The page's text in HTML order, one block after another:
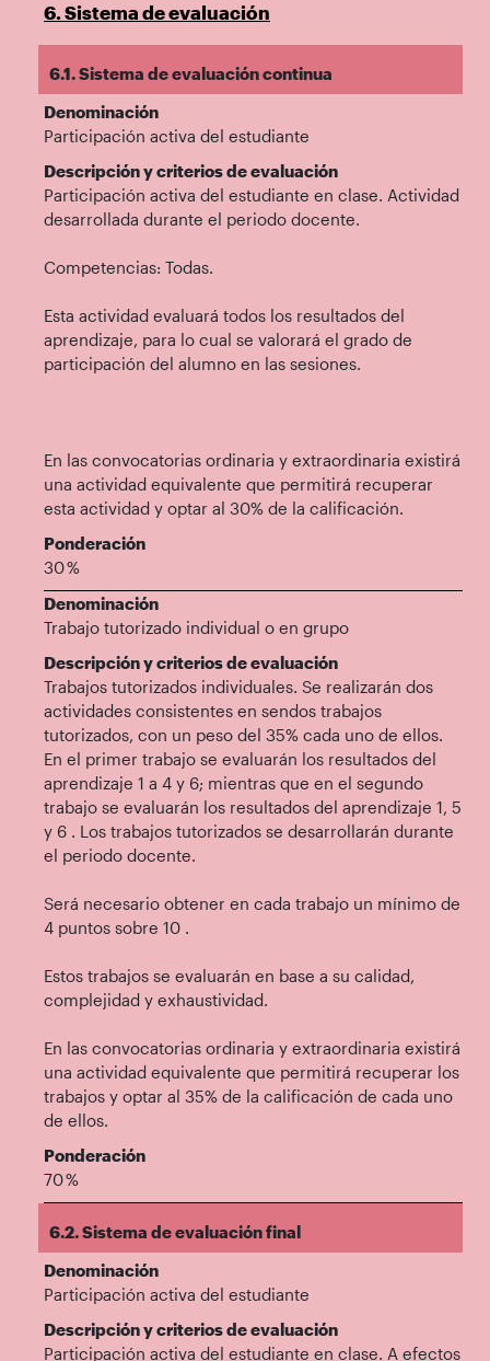
6. Sistema de evaluación
6.1. Sistema de evaluación continua
Denominación
Participación activa del estudiante
Descripción y criterios de evaluación
Participación activa del estudiante en clase. Actividad
desarrollada durante el periodo docente.
Competencias: Todas.
Esta actividad evaluará todos los resultados del
aprendizaje, para lo cual se valorará el grado de
participación del alumno en las sesiones.
En las convocatorias ordinaria y extraordinaria existirá
una actividad equivalente que permitirá recuperar
esta actividad y optar al 30% de la calificación.
Ponderación
30 %
Denominación
Trabajo tutorizado individual o en grupo
Descripción y criterios de evaluación
Trabajos tutorizados individuales. Se realizarán dos
actividades consistentes en sendos trabajos
tutorizados, con un peso del 35% cada uno de ellos.
En el primer trabajo se evaluarán los resultados del
aprendizaje 1 a 4 y 6; mientras que en el segundo
trabajo se evaluarán los resultados del aprendizaje 1, 5
y 6 . Los trabajos tutorizados se desarrollarán durante
el periodo docente.
Será necesario obtener en cada trabajo un mínimo de
4 puntos sobre 10 .
Estos trabajos se evaluarán en base a su calidad,
complejidad y exhaustividad.
En las convocatorias ordinaria y extraordinaria existirá
una actividad equivalente que permitirá recuperar los
trabajos y optar al 35% de la calificación de cada uno
de ellos.
Ponderación
70 %
6.2. Sistema de evaluación final
Denominación
Participación activa del estudiante
Descripción y criterios de evaluación
Participación activa del estudiante en clase. A efectos